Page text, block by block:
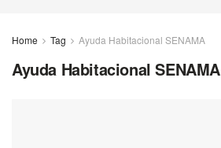
Home Tag Ayuda Habitacional SENAMA
Ayuda Habitacional SENAMA